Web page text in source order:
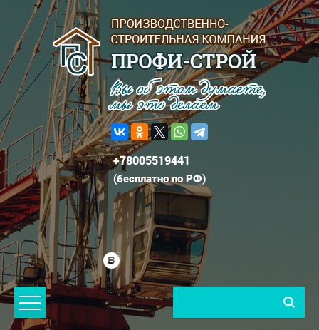
+78005519441
(бесплатно по РФ)